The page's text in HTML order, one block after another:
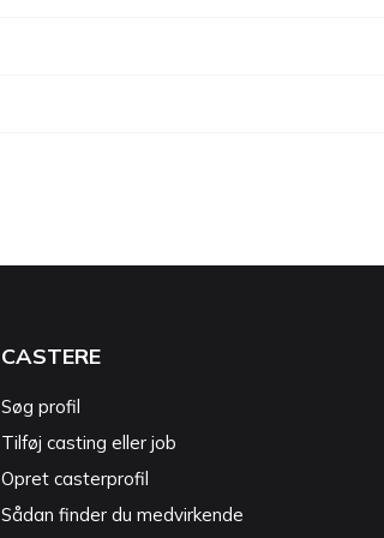
CASTERE
Søg profil
Tilføj casting eller job
Opret casterprofil
Sådan finder du medvirkende